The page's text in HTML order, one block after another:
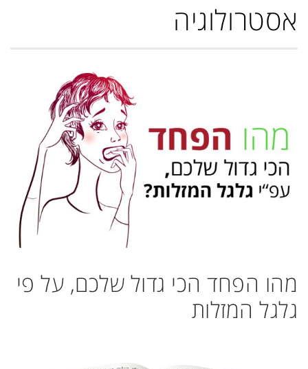
אסטרולוגיה
מהו הפחד הכי גדול שלכם, על פי
גלגל המזלות